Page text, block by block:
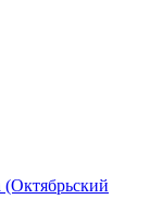
(Октябрьский